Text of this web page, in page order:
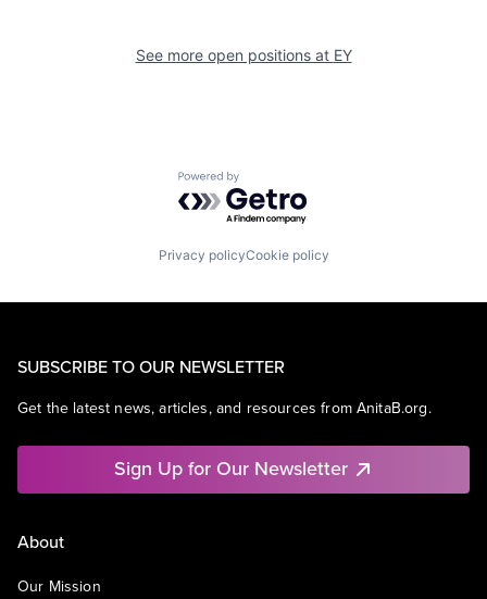
See more open positions at EY
Powered by Getro.com
Privacy policyCookie policy
SUBSCRIBE TO OUR NEWSLETTER
Get the latest news, articles, and resources from AnitaB.org.
Sign Up for Our Newsletter
About
Our Mission